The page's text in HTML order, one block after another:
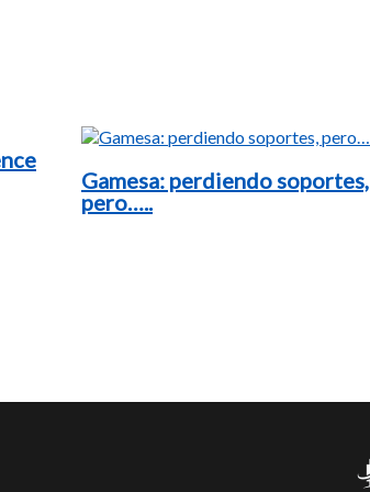
Gamesa: perdiendo soportes,
pero…..